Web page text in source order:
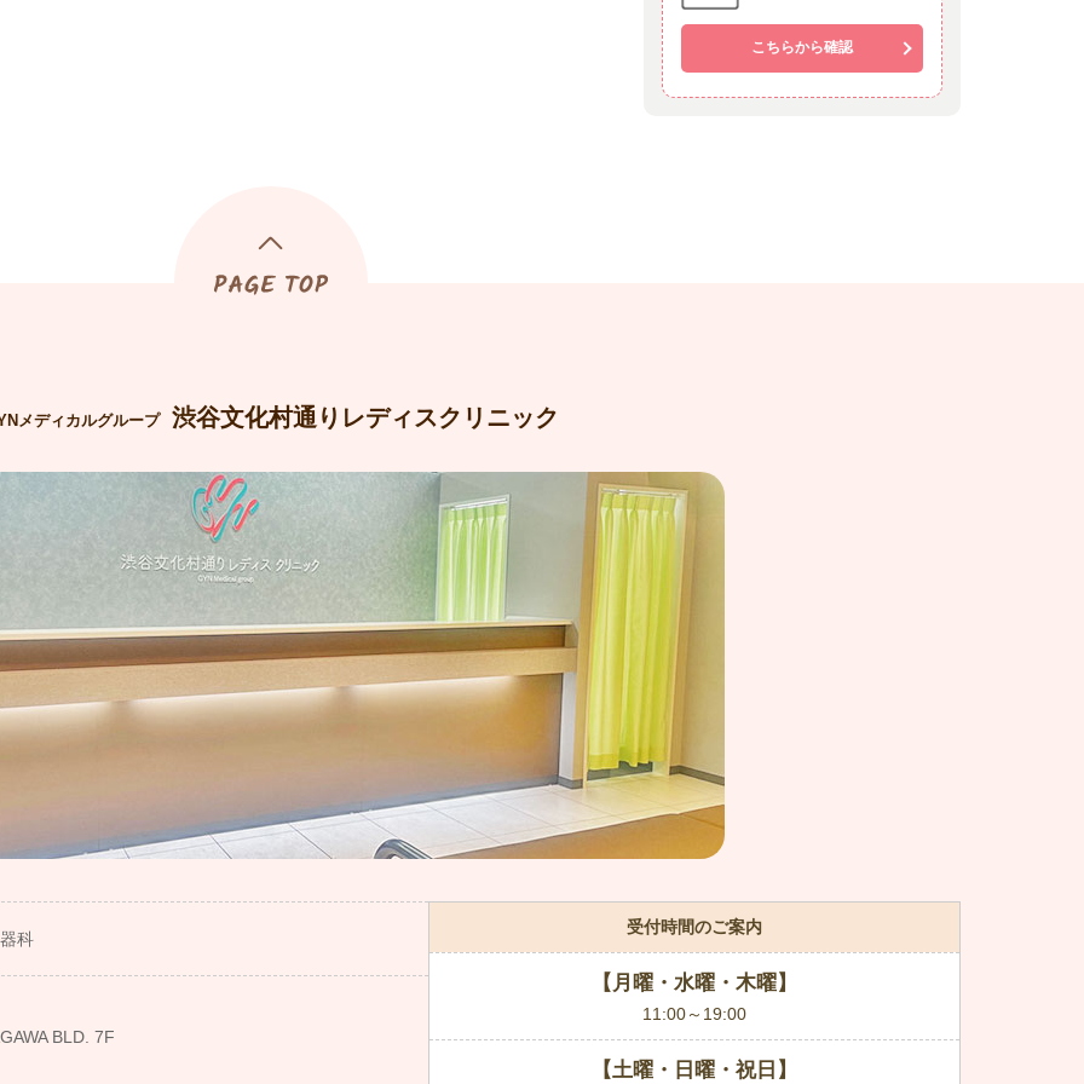
こちらから確認
メディカルグループ 渋谷文化村通りレディスクリニック
科
BLD. 7F
受付時間のご案内
【月曜・水曜・木曜】
11:00～19:00
【土曜・日曜・祝日】